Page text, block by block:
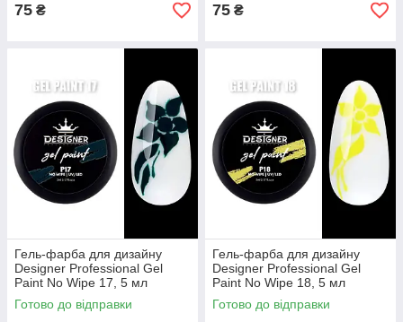
75 ₴ 75 ₴
Гель-фарба для дизайну
Designer Professional Gel
Paint No Wipe 17, 5 мл
Готово до відправки
Гель-фарба для дизайну
Designer Professional Gel
Paint No Wipe 18, 5 мл
Готово до відправки